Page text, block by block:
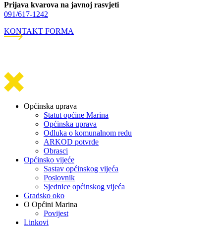
Prijava kvarova na javnoj rasvjeti
091/617-1242
KONTAKT FORMA
Općinska uprava
Statut općine Marina
Općinska uprava
Odluka o komunalnom redu
ARKOD potvrde
Obrasci
Općinsko vijeće
Sastav općinskog vijeća
Poslovnik
Sjednice općinskog vijeća
Gradsko oko
O Općini Marina
Povijest
Linkovi